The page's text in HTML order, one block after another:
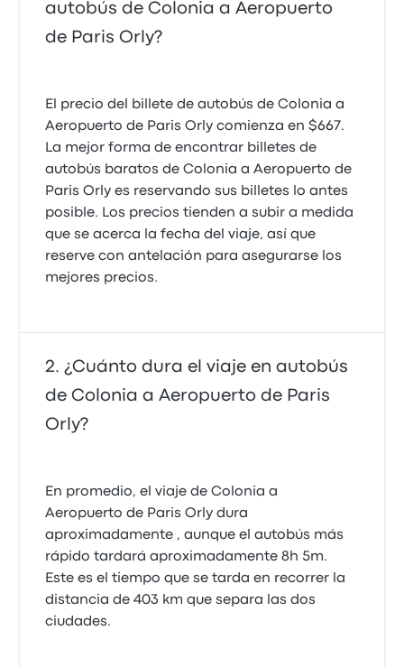
autobús de Colonia a Aeropuerto
de Paris Orly?
El precio del billete de autobús de Colonia a
Aeropuerto de Paris Orly comienza en $667.
La mejor forma de encontrar billetes de
autobús baratos de Colonia a Aeropuerto de
Paris Orly es reservando sus billetes lo antes
posible. Los precios tienden a subir a medida
que se acerca la fecha del viaje, así que
reserve con antelación para asegurarse los
mejores precios.
¿Cuánto dura el viaje en autobús
de Colonia a Aeropuerto de Paris
Orly?
En promedio, el viaje de Colonia a
Aeropuerto de Paris Orly dura
aproximadamente , aunque el autobús más
rápido tardará aproximadamente 8h 5m.
Este es el tiempo que se tarda en recorrer la
distancia de 403 km que separa las dos
ciudades.